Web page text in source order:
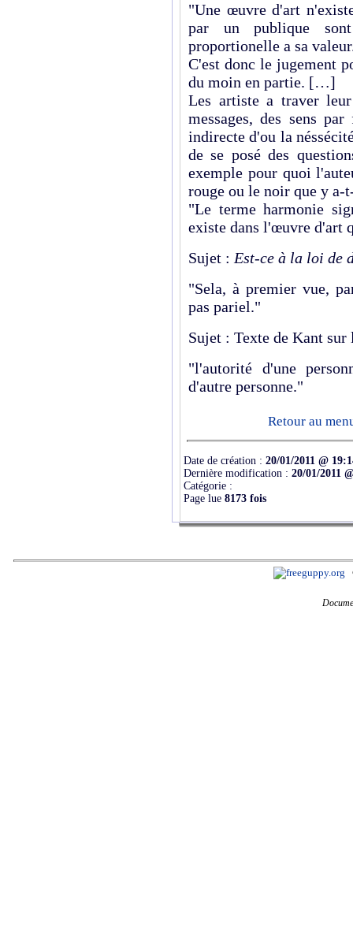
"Une œuvre d'art
par un publique
proportionelle a sa
C'est donc le jugement
du moin en partie. […]
Les artiste a traver
messages, des sens
indirecte d'ou la
de se posé des
exemple pour quoi
rouge ou le noir que y
"Le terme harmonie
existe dans l'œuvre d'art
Sujet : Est-ce à la loi de
"Sela, à premier vue,
pas pariel."
Sujet : Texte de Kant sur
"l'autorité d'une
d'autre personne."
Retour au
Date de création : 20/01/2011 @
Dernière modification : 20/01/2011
Catégorie :
Page lue 8173 fois